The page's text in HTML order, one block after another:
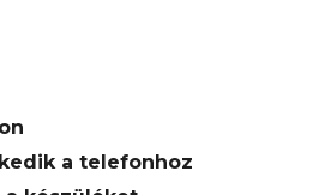
a telefonhoz